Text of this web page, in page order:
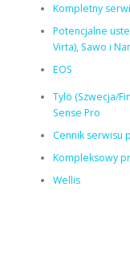
Kompletny
Potencjalne
Virta), Sawo i
EOS
Tylö (Szwecja/
Sense Pro
Cennik serwisu
Kompleksowy
Wellis